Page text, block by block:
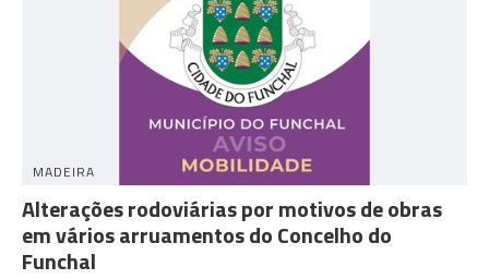
MADEIRA
Alterações rodoviárias por motivos de obras
em vários arruamentos do Concelho do
Funchal